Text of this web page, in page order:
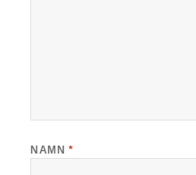
NAMN *